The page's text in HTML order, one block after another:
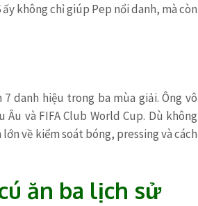
không chỉ giúp Pep nổi danh, mà còn
danh hiệu trong ba mùa giải. Ông vô
và FIFA Club World Cup. Dù không
về kiểm soát bóng, pressing và cách
ăn ba lịch sử